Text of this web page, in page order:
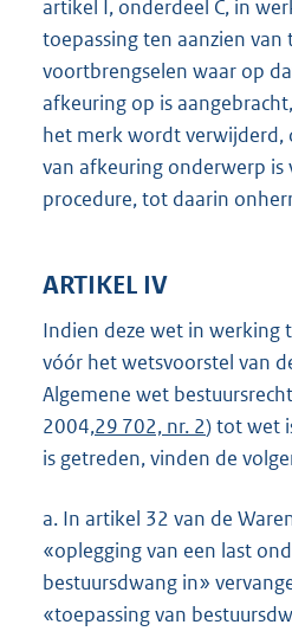
artikel I, onderdeel C, in
toepassing ten aanzien van
voortbrengselen waar op
afkeuring op is
het merk wordt verwijderd,
van afkeuring onderwerp is
procedure, tot daarin
ARTIKEL IV
Indien deze wet in werking
vóór het wetsvoorstel van
Algemene wet
2004,29 702, nr. 2) tot wet
is getreden, vinden de
a. In artikel 32 van de
«oplegging van een last
bestuursdwang in»
«toepassing van